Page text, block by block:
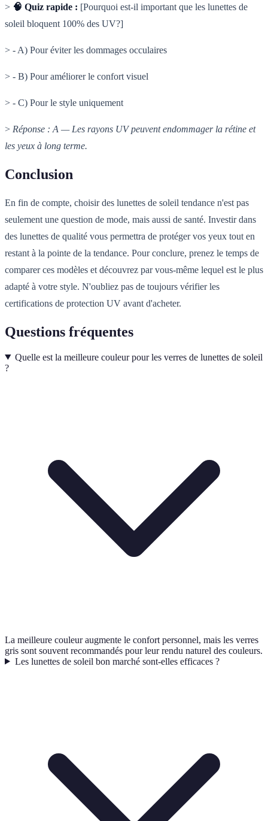
> 🧠 Quiz rapide : [Pourquoi est-il important que les lunettes de
soleil bloquent 100% des UV?]
> - A) Pour éviter les dommages occulaires
> - B) Pour améliorer le confort visuel
> - C) Pour le style uniquement
> Réponse : A — Les rayons UV peuvent endommager la rétine et
les yeux à long terme.
Conclusion
En fin de compte, choisir des lunettes de soleil tendance n'est pas
seulement une question de mode, mais aussi de santé. Investir dans
des lunettes de qualité vous permettra de protéger vos yeux tout en
restant à la pointe de la tendance. Pour conclure, prenez le temps de
comparer ces modèles et découvrez par vous-même lequel est le plus
adapté à votre style. N'oubliez pas de toujours vérifier les
certifications de protection UV avant d'acheter.
Questions fréquentes
Quelle est la meilleure couleur pour les verres de lunettes de soleil
?
La meilleure couleur augmente le confort personnel, mais les verres
gris sont souvent recommandés pour leur rendu naturel des couleurs.
Les lunettes de soleil bon marché sont-elles efficaces ?